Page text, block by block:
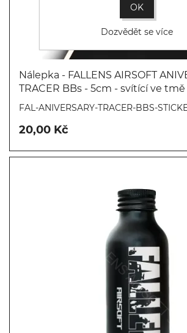
Nálepka - FALLENS AIRSOFT
TRACER BBs - 5cm - svítící ve tmě
FAL-ANIVERSARY-TRACER-BBS-
20,00 Kč
OK
Dozvědět se více